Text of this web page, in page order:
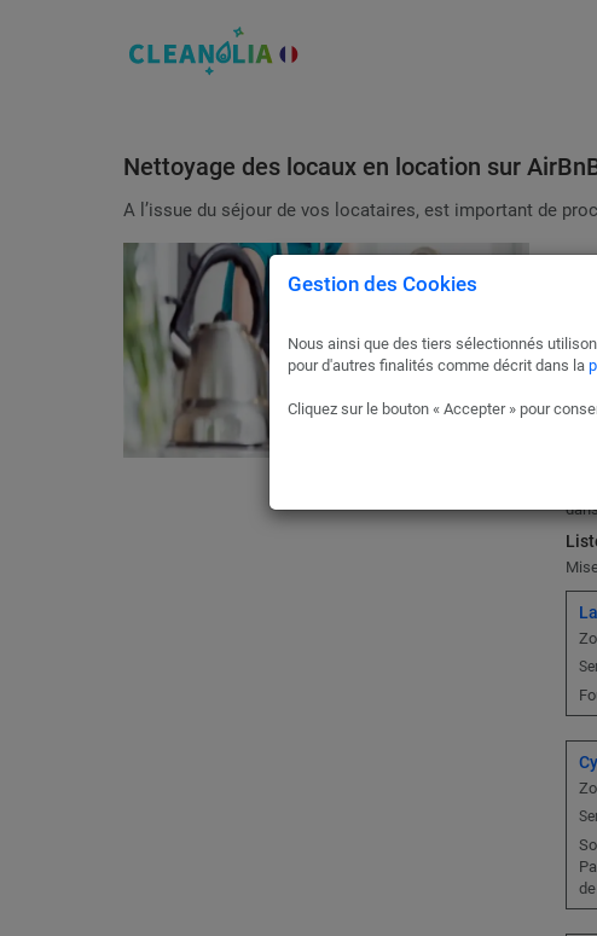
Nettoyage des locaux en location sur
A l’issue du séjour de vos locataires, est important de
Gestion des Cookies
Nous ainsi que des tiers sélectionnés
pour d'autres finalités comme décrit dans la
Cliquez sur le bouton « Accepter » pour